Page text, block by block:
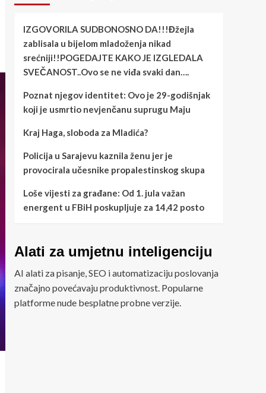
IZGOVORILA SUDBONOSNO DA!!!Đžejla
zablisala u bijelom mladoženja nikad
srećniji!!POGEDAJTE KAKO JE IZGLEDALA
SVEČANOST..Ovo se ne viđa svaki dan….
Poznat njegov identitet: Ovo je 29-godišnjak
koji je usmrtio nevjenčanu suprugu Maju
Kraj Haga, sloboda za Mladića?
Policija u Sarajevu kaznila ženu jer je
provocirala učesnike propalestinskog skupa
Loše vijesti za građane: Od 1. jula važan
energent u FBiH poskupljuje za 14,42 posto
Alati za umjetnu inteligenciju
AI alati za pisanje, SEO i automatizaciju poslovanja
značajno povećavaju produktivnost. Popularne
platforme nude besplatne probne verzije.